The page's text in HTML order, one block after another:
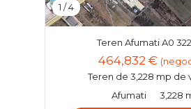
1 /4
Teren Afumati A0
464,832 €
Teren de 3,228 mp de
Afumati
3,228